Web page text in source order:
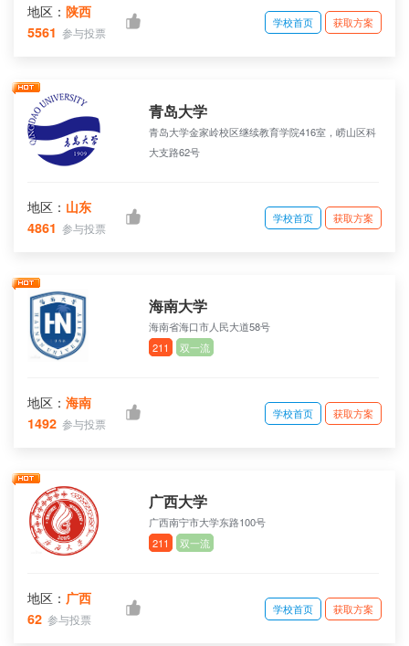
地区： 陕西
5561 参与投票
学校首页 获取方案
青岛大学
青岛大学金家岭校区继续教育学院416室，崂山区科
大支路62号
地区： 山东
4861 参与投票
学校首页 获取方案
海南大学
海南省海口市人民大道58号
211
双一流
地区： 海南
1492 参与投票
学校首页 获取方案
广西大学
广西南宁市大学东路100号
211
双一流
地区： 广西
62 参与投票
学校首页 获取方案